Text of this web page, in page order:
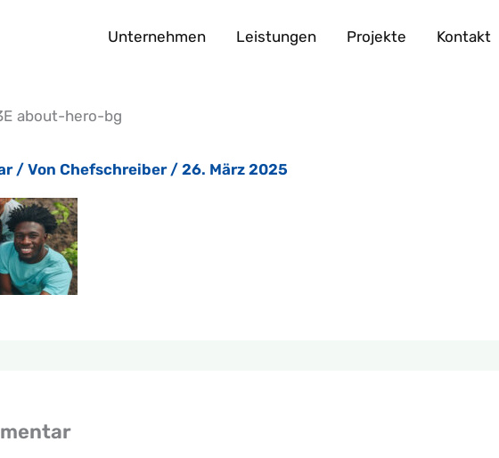
Unternehmen Leistungen Projekte Kontakt
about-hero-bg
/ Von Chefschreiber / 26. März 2025